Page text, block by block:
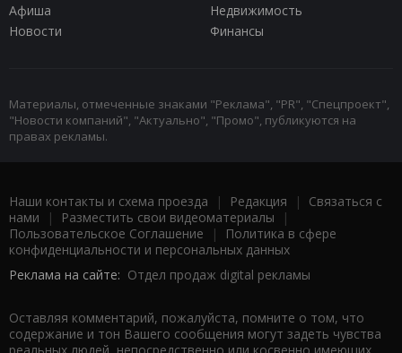
Афиша
Недвижимость
Новости
Финансы
Материалы, отмеченные знаками "Реклама", "PR", "Спецпроект",
"Новости компаний", "Актуально", "Промо", публикуются на
правах рекламы.
Наши контакты и схема проезда | Редакция | Связаться с
нами | Разместить свои видеоматериалы |
Пользовательское Соглашение |
Политика в сфере
конфиденциальности и персональных данных
Реклама на сайте: Отдел продаж digital рекламы
Оставляя комментарий, пожалуйста, помните о том, что
содержание и тон Вашего сообщения могут задеть чувства